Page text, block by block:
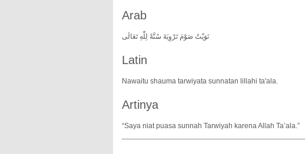
Arab
نَوَيْتُ صَوْمَ تَرْوِيَةَ سُنَّةً لِلّٰهِ تَعَالَى
Latin
Nawaitu shauma tarwiyata sunnatan lillahi ta'ala.
Artinya
“Saya niat puasa sunnah Tarwiyah karena Allah Ta’ala.”